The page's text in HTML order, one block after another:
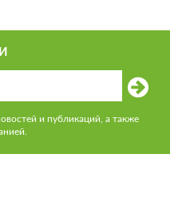
и публикаций, а также